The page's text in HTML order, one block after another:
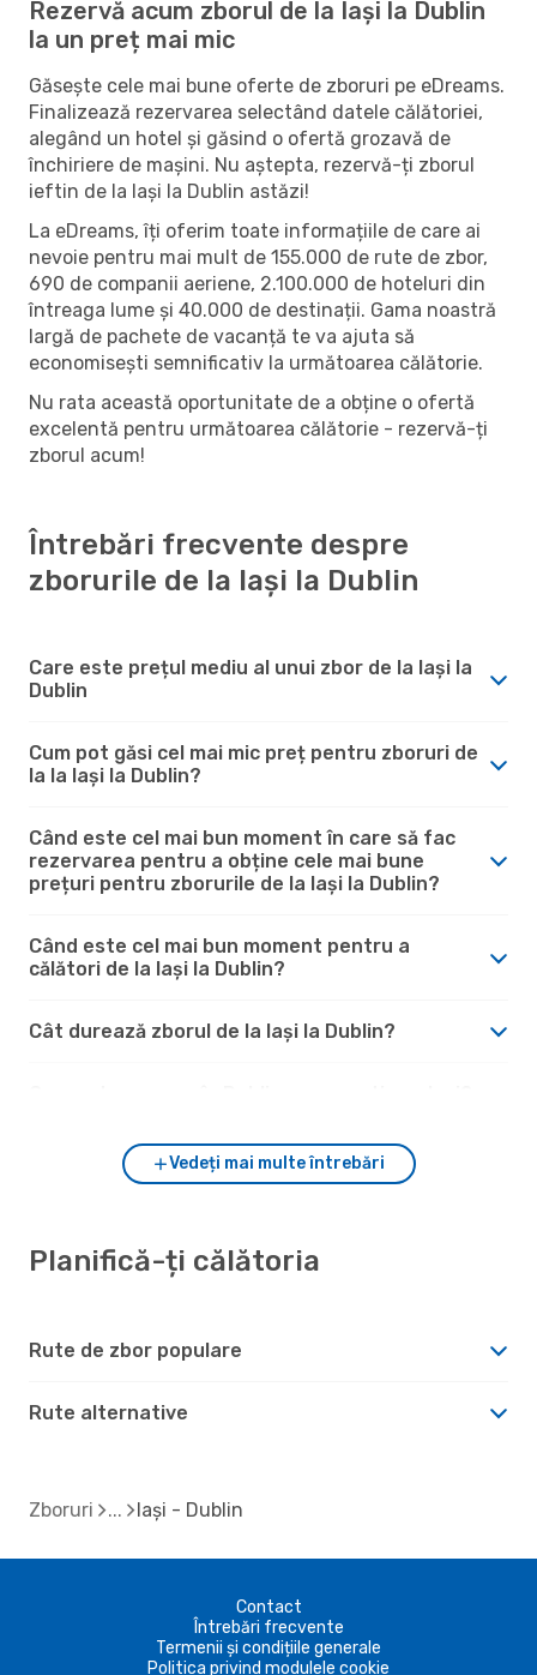
Rezervă acum zborul de la Iași la Dublin
la un preț mai mic
Găsește cele mai bune oferte de zboruri pe eDreams.
Finalizează rezervarea selectând datele călătoriei,
alegând un hotel și găsind o ofertă grozavă de
închiriere de mașini. Nu aștepta, rezervă-ți zborul
ieftin de la Iași la Dublin astăzi!
La eDreams, îți oferim toate informațiile de care ai
nevoie pentru mai mult de 155.000 de rute de zbor,
690 de companii aeriene, 2.100.000 de hoteluri din
întreaga lume și 40.000 de destinații. Gama noastră
largă de pachete de vacanță te va ajuta să
economisești semnificativ la următoarea călătorie.
Nu rata această oportunitate de a obține o ofertă
excelentă pentru următoarea călătorie - rezervă-ți
zborul acum!
Întrebări frecvente despre
zborurile de la Iași la Dublin
Care este prețul mediu al unui zbor de la Iași la
Dublin
Cum pot găsi cel mai mic preț pentru zboruri de
la la Iași la Dublin?
Când este cel mai bun moment în care să fac
rezervarea pentru a obține cele mai bune
prețuri pentru zborurile de la Iași la Dublin?
Când este cel mai bun moment pentru a
călători de la Iași la Dublin?
Cât durează zborul de la Iași la Dublin?
Vedeți mai multe întrebări
Planifică-ți călătoria
Rute de zbor populare
Rute alternative
Zboruri Iași - Dublin
Contact
Întrebări frecvente
Termenii și condițiile generale
Politica privind modulele cookie